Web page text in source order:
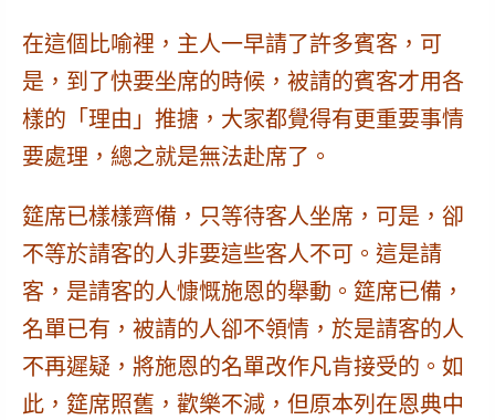
在這個比喻裡，主人一早請了許多賓客，可
是，到了快要坐席的時候，被請的賓客才用各
樣的「理由」推搪，大家都覺得有更重要事情
要處理，總之就是無法赴席了。
筵席已樣樣齊備，只等待客人坐席，可是，卻
不等於請客的人非要這些客人不可。這是請
客，是請客的人慷慨施恩的舉動。筵席已備，
名單已有，被請的人卻不領情，於是請客的人
不再遲疑，將施恩的名單改作凡肯接受的。 如
此，筵席照舊，歡樂不減，但原本列在恩典中